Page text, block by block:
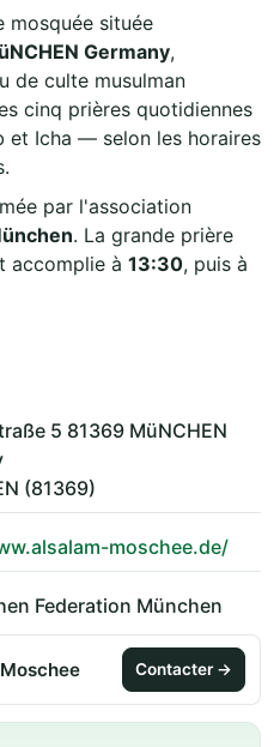
mosquée située
Germany,
de culte musulman
cinq prières quotidiennes
et Icha — selon les horaires
par l'association
. La grande prière
accomplie à 13:30, puis à
5 81369 MüNCHEN
(81369)
moschee.de/
Federation München
Contacter →